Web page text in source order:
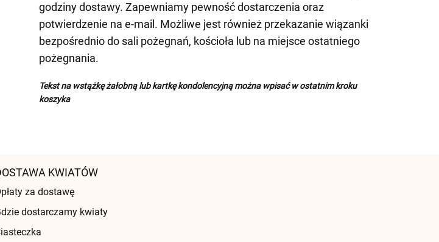
godziny dostawy. Zapewniamy pewność dostarczenia oraz
potwierdzenie na e-mail. Możliwe jest również przekazanie wiązanki
bezpośrednio do sali pożegnań, kościoła lub na miejsce ostatniego
pożegnania.
Tekst na wstążkę żałobną lub kartkę kondolencyjną można wpisać w ostatnim kroku
koszyka
KWIATÓW
za dostawę
dostarczamy kwiaty